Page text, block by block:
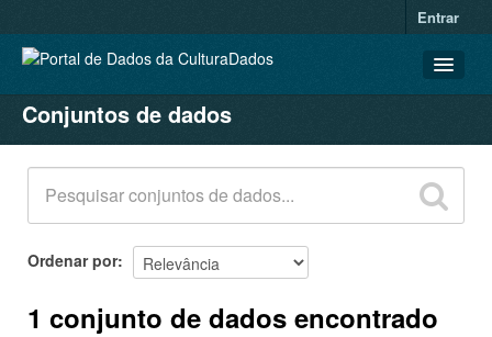
Entrar
CONJUNTOS DE DADOS
ORGANIZAÇÕES
GRUPOS
SOBRE
Conjuntos de dados
Ordenar por
1 conjunto de dados encontrado